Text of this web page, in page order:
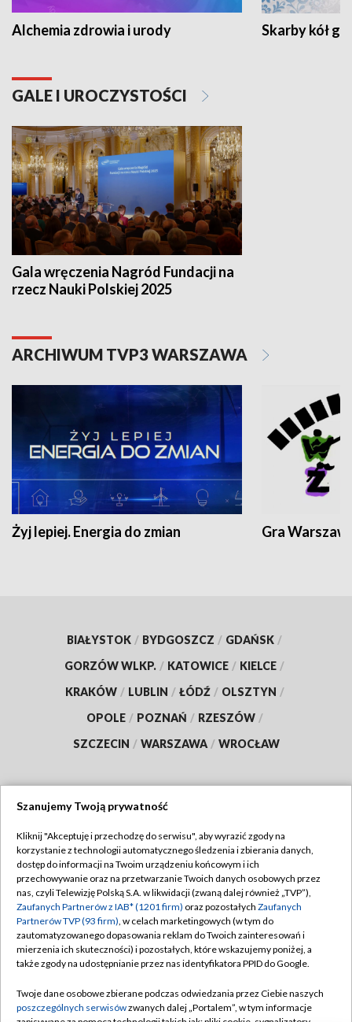
Alchemia zdrowia i urody Skarby kół
GALE I UROCZYSTOŚCI
Gala wręczenia Nagród Fundacji na
rzecz Nauki Polskiej 2025
ARCHIWUM TVP3 WARSZAWA
Żyj lepiej. Energia do zmian Gra
BIAŁYSTOK / BYDGOSZCZ / GDAŃSK /
GORZÓW WLKP. / KATOWICE / KIELCE /
KRAKÓW / LUBLIN / ŁÓDŹ / OLSZTYN /
OPOLE / POZNAŃ / RZESZÓW /
SZCZECIN / WARSZAWA / WROCŁAW
TVP
Abonament TVP
Emisja w TVP
Centrum informacji TVP
Naziemna Telewizja Cyfrowa
Rada Programowa
Regulamin TVP
Polityka prywatności
Moje zgody
Pomoc
Kontakt
Szanujemy Twoją prywatność
Kliknij "Akceptuję i przechodzę do serwisu", aby wyrazić zgody na
korzystanie z technologii automatycznego śledzenia i zbierania danych,
dostęp do informacji na Twoim urządzeniu końcowym i ich
przechowywanie oraz na przetwarzanie Twoich danych osobowych przez
nas, czyli Telewizję Polską S.A. w likwidacji (zwaną dalej również „TVP”),
Zaufanych Partnerów z IAB* (1201 firm) oraz pozostałych Zaufanych
Partnerów TVP (93 firm), w celach marketingowych (w tym do
zautomatyzowanego dopasowania reklam do Twoich zainteresowań i
mierzenia ich skuteczności) i pozostałych, które wskazujemy poniżej, a
także zgody na udostępnianie przez nas identyfikatora PPID do Google.
Twoje dane osobowe zbierane podczas odwiedzania przez Ciebie naszych
poszczególnych serwisówzwanych dalej „Portalem”, w tym informacje